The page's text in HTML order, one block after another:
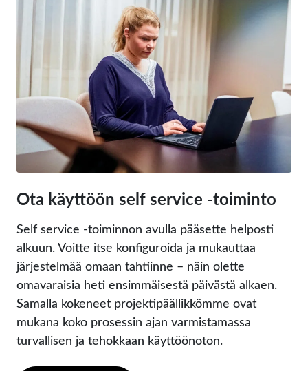
Ota käyttöön self service -toiminto
Self service -toiminnon avulla pääsette helposti
alkuun. Voitte itse konfiguroida ja mukauttaa
järjestelmää omaan tahtiinne – näin olette
omavaraisia heti ensimmäisestä päivästä alkaen.
Samalla kokeneet projektipäällikkömme ovat
mukana koko prosessin ajan varmistamassa
turvallisen ja tehokkaan käyttöönoton.